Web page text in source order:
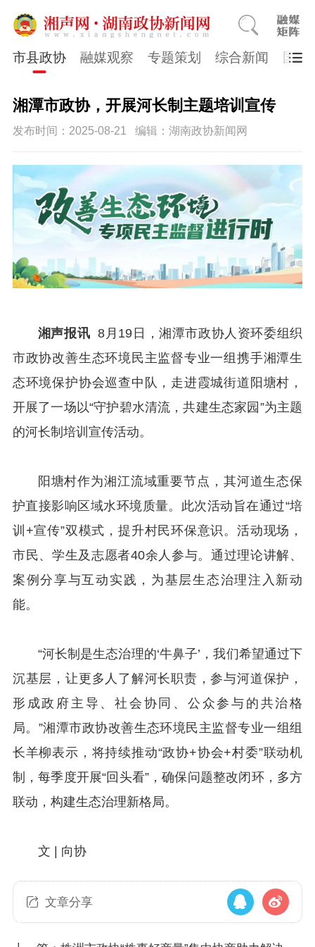
市县政协 融媒观察 专题策划 综合新闻 国医
湘潭市政协，开展河长制主题培训宣传
发布时间：2025-08-21 编辑：湖南政协新闻网
湘声报讯 8月19日，湘潭市政协人资环委组织
市政协改善生态环境民主监督专业一组携手湘潭生
态环境保护协会巡查中队，走进霞城街道阳塘村，
开展了一场以“守护碧水清流，共建生态家园”为主题
的河长制培训宣传活动。
阳塘村作为湘江流域重要节点，其河道生态保
护直接影响区域水环境质量。此次活动旨在通过“培
训+宣传”双模式，提升村民环保意识。活动现场，
市民、学生及志愿者40余人参与。通过理论讲解、
案例分享与互动实践，为基层生态治理注入新动
能。
“河长制是生态治理的‘牛鼻子’，我们希望通过下
沉基层，让更多人了解河长职责，参与河道保护，
形成政府主导、社会协同、公众参与的共治格
局。”湘潭市政协改善生态环境民主监督专业一组组
长羊柳表示，将持续推动“政协+协会+村委”联动机
制，每季度开展“回头看”，确保问题整改闭环，多方
联动，构建生态治理新格局。
文 | 向协
文章分享